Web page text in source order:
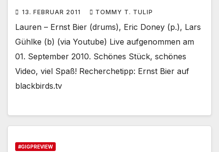
13. FEBRUAR 2011 TOMMY T. TULIP
Lauren – Ernst Bier (drums), Eric Doney (p.), Lars
Gühlke (b) (via Youtube) Live aufgenommen am
01. September 2010. Schönes Stück, schönes
Video, viel Spaß! Recherchetipp: Ernst Bier auf
blackbirds.tv
#GIGPREVIEW